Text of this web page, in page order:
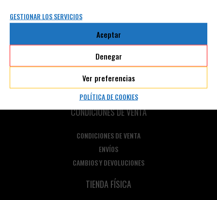
GESTIONAR LOS SERVICIOS
Aceptar
Denegar
Ver preferencias
POLÍTICA DE COOKIES
About SCHOTT N.Y.C.
AVISO LEGAL
POLÍTICA DE PRIVACIDAD
POLÍTICA DE COOKIES
AVISO LEGAL
CONDICIONES DE VENTA
CONDICIONES DE VENTA
ENVÍOS
CAMBIOS Y DEVOLUCIONES
TIENDA FÍSICA